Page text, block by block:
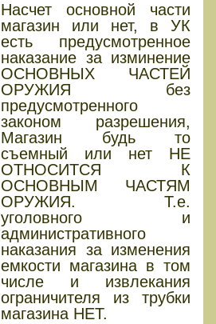
Насчет основной части
магазин или нет, в УК
есть предусмотренное
наказание за изминение
ОСНОВНЫХ ЧАСТЕЙ
ОРУЖИЯ без
предусмотренного
законом разрешения,
Магазин будь то
съемный или нет НЕ
ОТНОСИТСЯ К
ОСНОВНЫМ ЧАСТЯМ
ОРУЖИЯ. Т.е.
уголовного и
административного
наказания за изменения
емкости магазина в том
числе и извлекания
ограничителя из трубки
магазина НЕТ.